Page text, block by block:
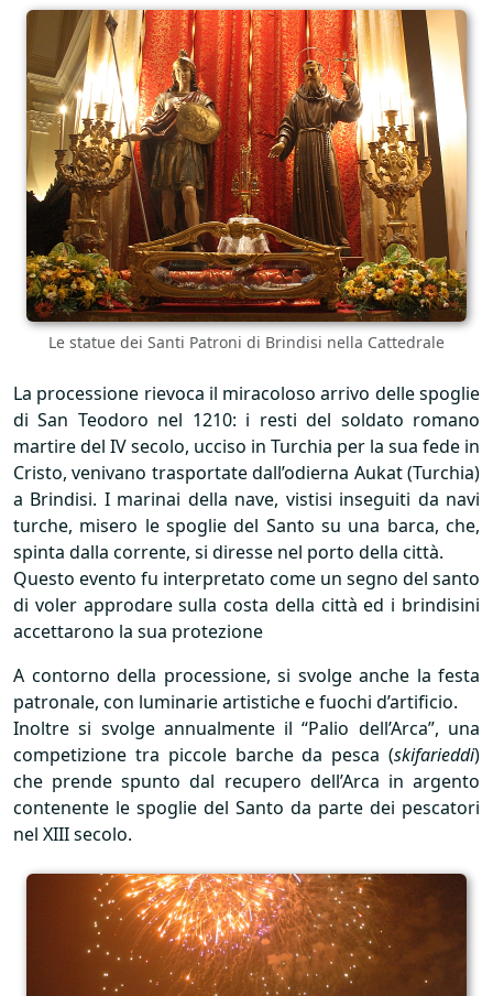
Le statue dei Santi Patroni di Brindisi nella Cattedrale
La processione rievoca il miracoloso arrivo delle spoglie
di San Teodoro nel 1210: i resti del soldato romano
martire del IV secolo, ucciso in Turchia per la sua fede in
Cristo, venivano trasportate dall’odierna Aukat (Turchia)
a Brindisi. I marinai della nave, vistisi inseguiti da navi
turche, misero le spoglie del Santo su una barca, che,
spinta dalla corrente, si diresse nel porto della città.
Questo evento fu interpretato come un segno del santo
di voler approdare sulla costa della città ed i brindisini
accettarono la sua protezione
A contorno della processione, si svolge anche la festa
patronale, con luminarie artistiche e fuochi d’artificio.
Inoltre si svolge annualmente il “Palio dell’Arca”, una
competizione tra piccole barche da pesca (skifarieddi)
che prende spunto dal recupero dell’Arca in argento
contenente le spoglie del Santo da parte dei pescatori
nel XIIIsecolo.